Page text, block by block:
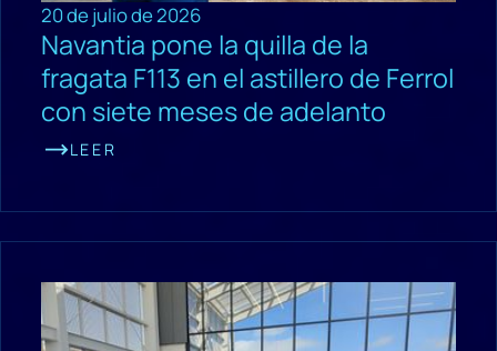
20 de julio de 2026
Navantia pone la quilla de la
fragata F113 en el astillero de Ferrol
con siete meses de adelanto
LEER